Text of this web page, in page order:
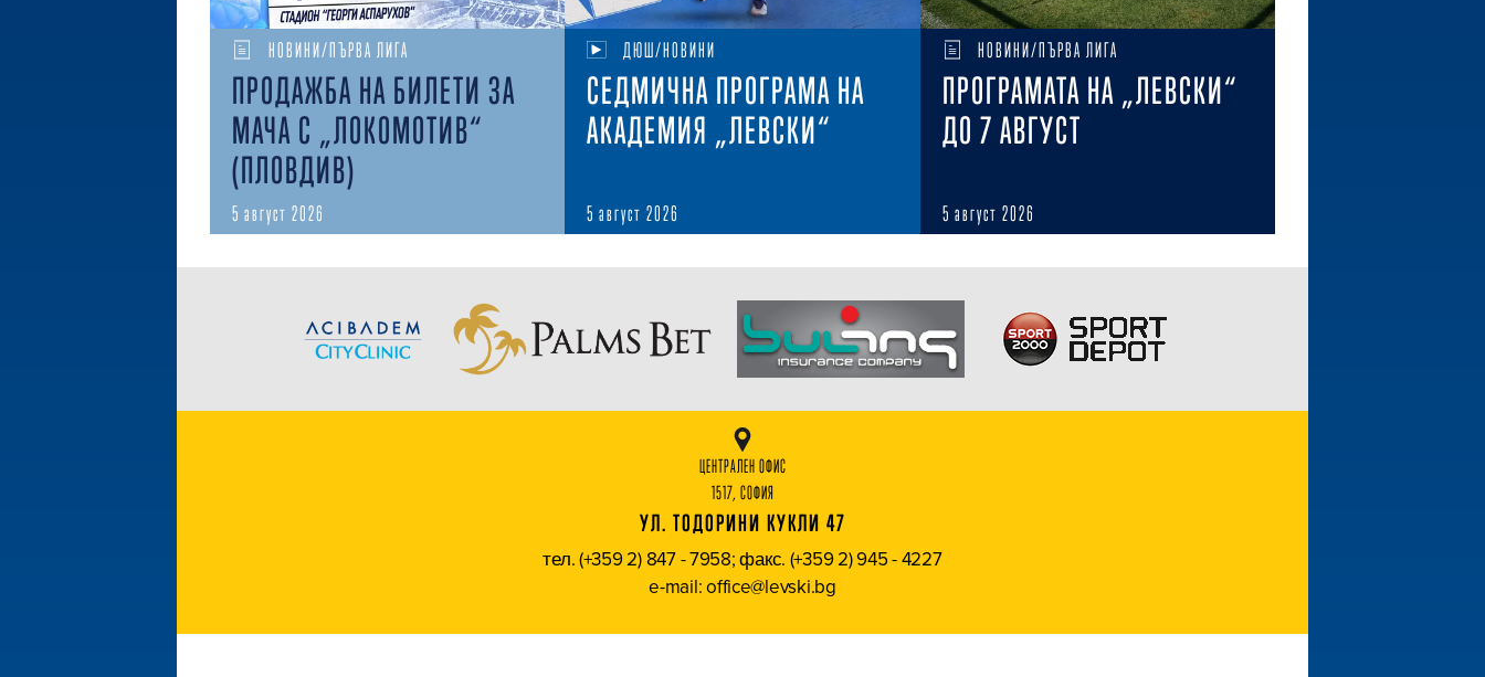
НОВИНИ/ПЪРВА ЛИГА
ПРОДАЖБА НА БИЛЕТИ ЗА
МАЧА С „ЛОКОМОТИВ“
(ПЛОВДИВ)
5 август 2026
ДЮШ/НОВИНИ
СЕДМИЧНА ПРОГРАМА НА
АКАДЕМИЯ „ЛЕВСКИ“
5 август 2026
НОВИНИ/ПЪРВА ЛИГА
ПРОГРАМАТА НА „ЛЕВСКИ“
ДО 7 АВГУСТ
5 август 2026
ЦЕНТРАЛЕН ОФИС
1517, СОФИЯ
УЛ. ТОДОРИНИ КУКЛИ 47
тел. (+359 2) 847 - 7958; факс. (+359 2) 945 - 4227
e-mail: office@levski.bg